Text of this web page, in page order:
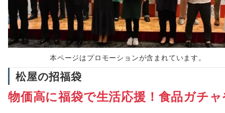
本ページはプロモーションが含まれています。
松屋の招福袋
物価高に福袋で生活応援！食品ガチ